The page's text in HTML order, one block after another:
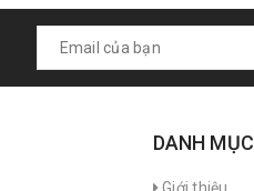
DANH MỤC